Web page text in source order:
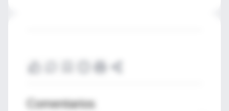
Comentarios